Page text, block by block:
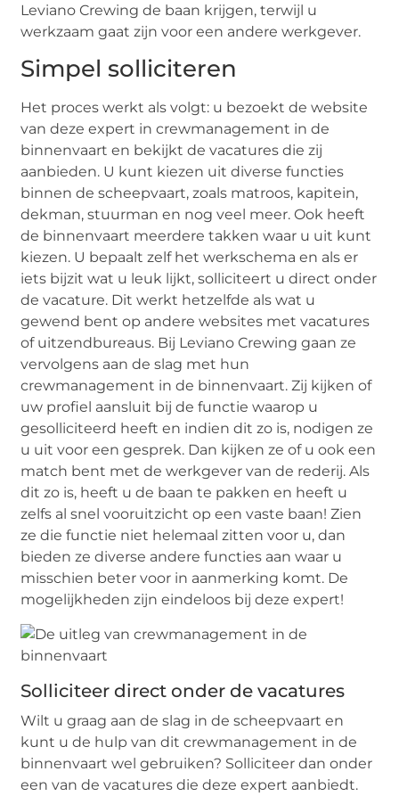
Leviano Crewing de baan krijgen, terwijl u
werkzaam gaat zijn voor een andere werkgever.
Simpel solliciteren
Het proces werkt als volgt: u bezoekt de website
van deze expert in crewmanagement in de
binnenvaart en bekijkt de vacatures die zij
aanbieden. U kunt kiezen uit diverse functies
binnen de scheepvaart, zoals matroos, kapitein,
dekman, stuurman en nog veel meer. Ook heeft
de binnenvaart meerdere takken waar u uit kunt
kiezen. U bepaalt zelf het werkschema en als er
iets bijzit wat u leuk lijkt, solliciteert u direct onder
de vacature. Dit werkt hetzelfde als wat u
gewend bent op andere websites met vacatures
of uitzendbureaus. Bij Leviano Crewing gaan ze
vervolgens aan de slag met hun
crewmanagement in de binnenvaart. Zij kijken of
uw profiel aansluit bij de functie waarop u
gesolliciteerd heeft en indien dit zo is, nodigen ze
u uit voor een gesprek. Dan kijken ze of u ook een
match bent met de werkgever van de rederij. Als
dit zo is, heeft u de baan te pakken en heeft u
zelfs al snel vooruitzicht op een vaste baan! Zien
ze die functie niet helemaal zitten voor u, dan
bieden ze diverse andere functies aan waar u
misschien beter voor in aanmerking komt. De
mogelijkheden zijn eindeloos bij deze expert!
Solliciteer direct onder de vacatures
Wilt u graag aan de slag in de scheepvaart en
kunt u de hulp van dit crewmanagement in de
binnenvaart wel gebruiken? Solliciteer dan onder
een van de vacatures die deze expert aanbiedt.